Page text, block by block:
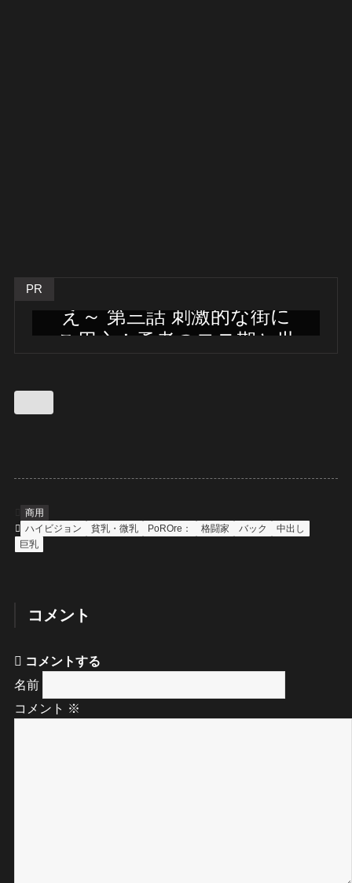
PR
え～ 第三話 刺激的な街に
ご用心！勇者のモテ期と世
商用
ハイビジョン
貧乳・微乳 PoROre： 格闘家 バック
中出し
巨乳
コメント
コメントする
名前
コメント ※